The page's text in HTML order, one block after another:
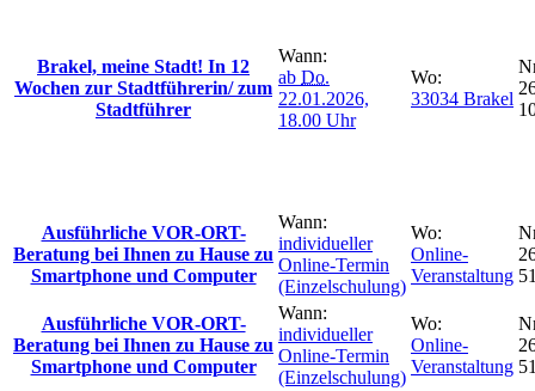
Brakel, meine Stadt! In 12
Wochen zur Stadtführerin/ zum
Stadtführer
Wann:
ab Do.
22.01.2026,
18.00 Uhr
Wo:
33034 Brakel
Ausführliche VOR-ORT-
Beratung bei Ihnen zu Hause zu
Smartphone und Computer
Wann:
individueller
Online-Termin
(Einzelschulung)
Wo:
Online-
Veranstaltung
Ausführliche VOR-ORT-
Beratung bei Ihnen zu Hause zu
Smartphone und Computer
Wann:
individueller
Online-Termin
(Einzelschulung)
Wo:
Online-
Veranstaltung